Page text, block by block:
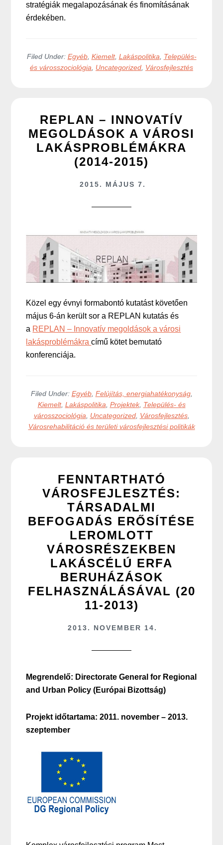
stratégiák megalapozásának és finomításának
érdekében.
Filed Under: Egyéb, Kiemelt, Lakáspolitika
Település-
és városszociológia
Uncategorized Városfejlesztés
REPLAN – INNOVATÍV
MEGOLDÁSOK A VÁROSI
LAKÁSPROBLÉMÁKRA
(2014-2015)
2015. MÁJUS 7.
Közel egy évnyi formabontó kutatást követően
május 6-án került sor a REPLAN kutatás és
a REPLAN – Innovatív megoldások a városi
lakásproblémákracímű kötet bemutató
konferenciája.
Filed Under: Egyéb, Felújítás, energiahatékonyság,
Kiemelt, Lakáspolitika, Projektek, Település- és
városszociológia, Uncategorized, Városfejlesztés,
Városrehabilitáció és területi városfejlesztési politikák
FENNTARTHATÓ
VÁROSFEJLESZTÉS:
TÁRSADALMI
BEFOGADÁS ERŐSÍTÉSE
LEROMLOTT
VÁROSRÉSZEKBEN
LAKÁSCÉLÚ ERFA
BERUHÁZÁSOK
FELHASZNÁLÁSÁVAL (20
11-2013)
2013. NOVEMBER 14.
Megrendelő: Directorate General for Regional
and Urban Policy (Európai Bizottság)
Projekt időtartama: 2011. november – 2013.
szeptember